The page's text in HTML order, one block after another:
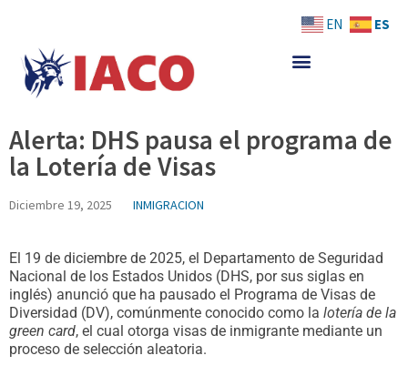
content
Alerta: DHS pausa el programa de
la Lotería de Visas
Diciembre 19, 2025 INMIGRACION
El 19 de diciembre de 2025, el Departamento de Seguridad
Nacional de los Estados Unidos (DHS, por sus siglas en
inglés) anunció que ha pausado el Programa de Visas de
Diversidad (DV), comúnmente conocido como la lotería de la
green card, el cual otorga visas de inmigrante mediante un
proceso de selección aleatoria.
EN ES